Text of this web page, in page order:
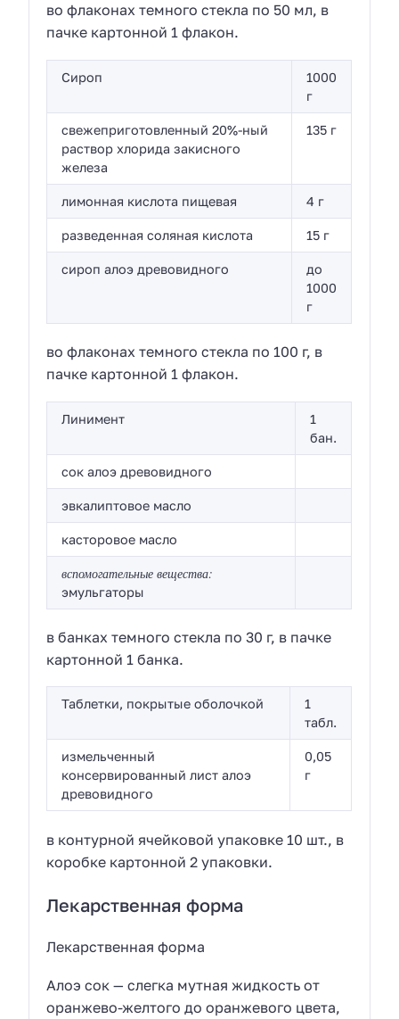
во флаконах темного стекла по 50 мл, в
пачке картонной 1 флакон.
Сироп
1000
г
свежеприготовленный 20%-ный
раствор хлорида закисного
железа
135 г
лимонная кислота пищевая 4 г
разведенная соляная кислота 15 г
сироп алоэ древовидного
до
1000
г
во флаконах темного стекла по 100 г, в
пачке картонной 1 флакон.
Линимент
1
бан.
сок алоэ древовидного
эвкалиптовое масло
касторовое масло
вспомогательные вещества:
эмульгаторы
в банках темного стекла по 30 г, в пачке
картонной 1 банка.
Таблетки, покрытые оболочкой
1
табл.
измельченный
консервированный лист алоэ
древовидного
0,05
г
в контурной ячейковой упаковке 10 шт., в
коробке картонной 2 упаковки.
Лекарственная форма
Лекарственная форма
Алоэ сок — слегка мутная жидкость от
оранжево-желтого до оранжевого цвета,